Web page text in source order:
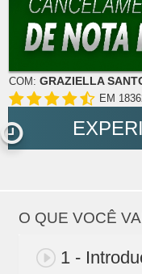
COM: GRAZIELLA
EM
O QUE VOCÊ
1 -